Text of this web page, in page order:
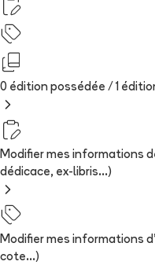
0 édition possédée / 1
Modifier mes informations
dédicace, ex-libris...)
Modifier mes informations
cote...)